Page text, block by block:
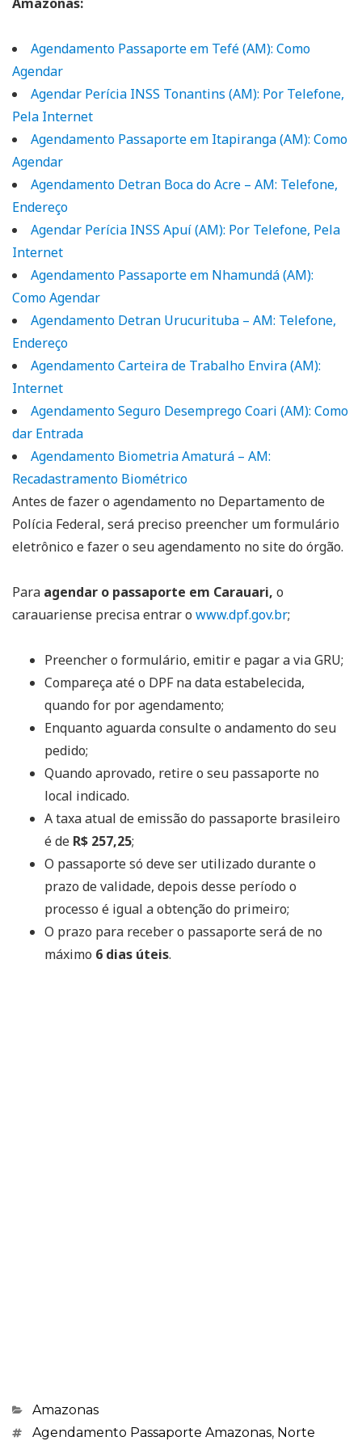
Agendamento Passaporte em Tefé (AM): Como
Agendar
Agendar Perícia INSS Tonantins (AM): Por Telefone,
Pela Internet
Agendamento Passaporte em Itapiranga (AM): Como
Agendar
Agendamento Detran Boca do Acre – AM: Telefone,
Endereço
Agendar Perícia INSS Apuí (AM): Por Telefone, Pela
Internet
Agendamento Passaporte em Nhamundá (AM):
Como Agendar
Agendamento Detran Urucurituba – AM: Telefone,
Endereço
Agendamento Carteira de Trabalho Envira (AM):
Internet
Agendamento Seguro Desemprego Coari (AM): Como
dar Entrada
Agendamento Biometria Amaturá – AM:
Recadastramento Biométrico
Antes de fazer o agendamento no Departamento de
Polícia Federal, será preciso preencher um formulário
eletrônico e fazer o seu agendamento no site do órgão.
Para agendar o passaporte em Carauari, o
carauariense precisa entrar o www.dpf.gov.br;
Preencher o formulário, emitir e pagar a via GRU;
Compareça até o DPF na data estabelecida,
quando for por agendamento;
Enquanto aguarda consulte o andamento do seu
pedido;
Quando aprovado, retire o seu passaporte no
local indicado.
A taxa atual de emissão do passaporte brasileiro
é de R$ 257,25;
O passaporte só deve ser utilizado durante o
prazo de validade, depois desse período o
processo é igual a obtenção do primeiro;
O prazo para receber o passaporte será de no
máximo 6 dias úteis.
Categorias
Amazonas
Marcações
Agendamento Passaporte Amazonas, Norte